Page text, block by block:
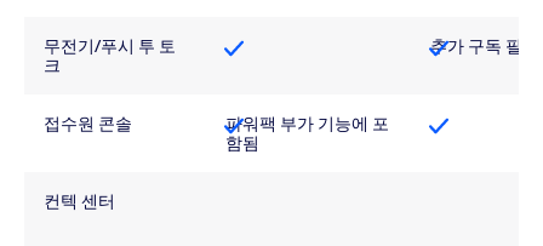
무전기/푸시 투 토
크
추가 구독 필요
접수원 콘솔
파워팩 부가 기능에 포
함됨
컨텍 센터